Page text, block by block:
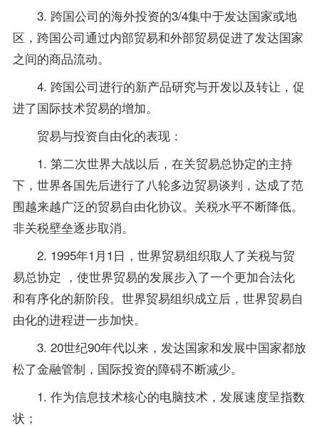
3. 跨国公司的海外投资的3/4集中于发达国家或地
区，跨国公司通过内部贸易和外部贸易促进了发达国家
之间的商品流动。
4. 跨国公司进行的新产品研究与开发以及转让，促
进了国际技术贸易的增加。
贸易与投资自由化的表现：
1. 第二次世界大战以后，在关贸易总协定的主持
下，世界各国先后进行了八轮多边贸易谈判，达成了范
围越来越广泛的贸易自由化协议。关税水平不断降低。
非关税壁垒逐步取消。
2. 1995年1月1日，世界贸易组织取人了关税与贸
易总协定 ，使世界贸易的发展步入了一个更加合法化
和有序化的新阶段。世界贸易组织成立后，世界贸易自
由化的进程进一步加快。
3. 20世纪90年代以来，发达国家和发展中国家都放
松了金融管制，国际投资的障碍不断减少。
1. 作为信息技术核心的电脑技术，发展速度呈指数
状；